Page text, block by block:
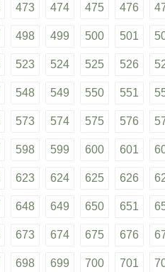
473 474 475 476
498 499 500 501
523 524 525 526
548 549 550 551
573 574 575 576
598 599 600 601
623 624 625 626
648 649 650 651
673 674 675 676
698 699 700 701